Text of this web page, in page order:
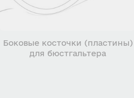
Боковые косточки (пластины)
для бюстгальтера